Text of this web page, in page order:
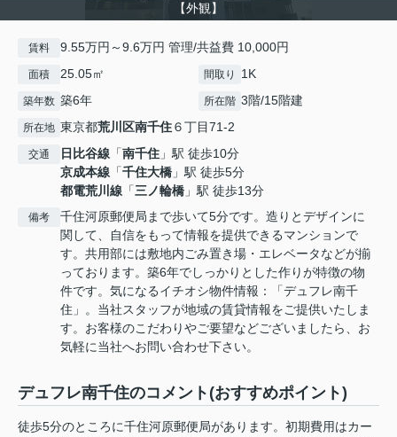
【外観】
賃料 9.55万円～9.6万円 管理/共益費 10,000円
面積 25.05㎡ 間取り 1K
築年数 築6年 所在階 3階/15階建
所在地 東京都荒川区南千住６丁目71-2
交通 日比谷線 「南千住 」駅 徒歩10分
京成本線 「千住大橋 」駅 徒歩5分
都電荒川線 「三ノ輪橋 」駅 徒歩13分
備考
千住河原郵便局まで歩いて5分です。造りとデザインに
関して、自信をもって情報を提供できるマンションで
す。共用部には敷地内ごみ置き場・エレベータなどが揃
っております。築6年でしっかりとした作りが特徴の物
件です。気になるイチオシ物件情報：「デュフレ南千
住」。当社スタッフが地域の賃貸情報をご提供いたしま
す。お客様のこだわりやご要望などございましたら、お
気軽に当社へお問い合わせ下さい。
デュフレ南千住のコメント(おすすめポイント)
徒歩5分のところに千住河原郵便局があります。初期費用はカー